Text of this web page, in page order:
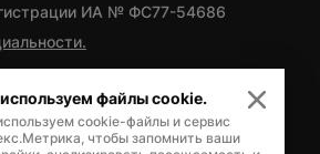
ИА № ФС77-54686
А.Л. Поздеев
внутренней политики Ямало-
файлы cookie.
cookie-файлы и сервис
чтобы запомнить ваши